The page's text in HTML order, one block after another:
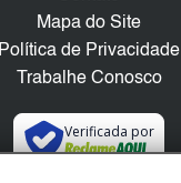
Mapa do Site
Política de Privacidade
Trabalhe Conosco
Verificada por